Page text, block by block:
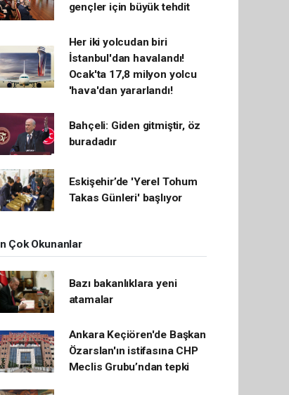
gençler için büyük tehdit
Her iki yolcudan biri
İstanbul'dan havalandı!
Ocak'ta 17,8 milyon yolcu
'hava'dan yararlandı!
Bahçeli: Giden gitmiştir, öz
buradadır
Eskişehir’de 'Yerel Tohum
Takas Günleri' başlıyor
Çok Okunanlar
Bazı bakanlıklara yeni
atamalar
Ankara Keçiören'de Başkan
Özarslan'ın istifasına CHP
Meclis Grubu’ndan tepki